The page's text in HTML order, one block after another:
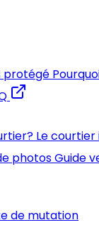
protégé
Le
photosGuide
de mutation